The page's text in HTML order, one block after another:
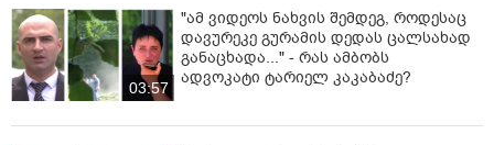
03:57
"ამ ვიდეოს ნახვის შემდეგ, როდესაც
დავურეკე გურამის დედას ცალსახად
განაცხადა..." - რას ამბობს
ადვოკატი ტარიელ კაკაბაძე?